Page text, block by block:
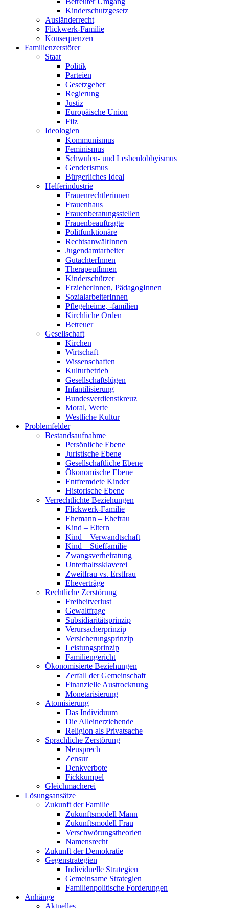
Kinderschutzgesetz
Ausländerrecht
Flickwerk-Familie
Konsequenzen
Familienzerstörer
Staat
Politik
Parteien
Gesetzgeber
Regierung
Justiz
Europäische Union
Filz
Ideologien
Kommunismus
Feminismus
Schwulen- und Lesbenlobbyismus
Genderismus
Bürgerliches Ideal
Helferindustrie
Frauenrechtlerinnen
Frauenhaus
Frauenberatungsstellen
Frauenbeauftragte
Politfunktionäre
RechtsanwältInnen
Jugendamtarbeiter
GutachterInnen
TherapeutInnen
Kinderschützer
ErzieherInnen, PädagogInnen
SozialarbeiterInnen
Pflegeheime, -familien
Kirchliche Orden
Betreuer
Gesellschaft
Kirchen
Wirtschaft
Wissenschaften
Kulturbetrieb
Gesellschaftslügen
Infantilisierung
Bundesverdienstkreuz
Moral, Werte
Westliche Kultur
Problemfelder
Bestandsaufnahme
Persönliche Ebene
Juristische Ebene
Gesellschaftliche Ebene
Ökonomische Ebene
Entfremdete Kinder
Historische Ebene
Verrechtlichte Beziehungen
Flickwerk-Familie
Ehemann – Ehefrau
Kind – Eltern
Kind – Verwandtschaft
Kind – Stieffamilie
Zwangsverheiratung
Unterhaltssklaverei
Zweitfrau vs. Erstfrau
Eheverträge
Rechtliche Zerstörung
Freiheitverlust
Gewaltfrage
Subsidiaritätsprinzip
Verursacherprinzip
Versicherungsprinzip
Leistungsprinzip
Familiengericht
Ökonomisierte Beziehungen
Zerfall der Gemeinschaft
Finanzielle Austrocknung
Monetarisierung
Atomisierung
Das Individuum
Die Alleinerziehende
Religion als Privatsache
Sprachliche Zerstörung
Neusprech
Zensur
Denkverbote
Fickkumpel
Gleichmacherei
Lösungsansätze
Zukunft der Familie
Zukunftsmodell Mann
Zukunftsmodell Frau
Verschwörungstheorien
Namensrecht
Zukunft der Demokratie
Gegenstrategien
Individuelle Strategien
Gemeinsame Strategien
Familienpolitische Forderungen
Anhänge
Aktuelles